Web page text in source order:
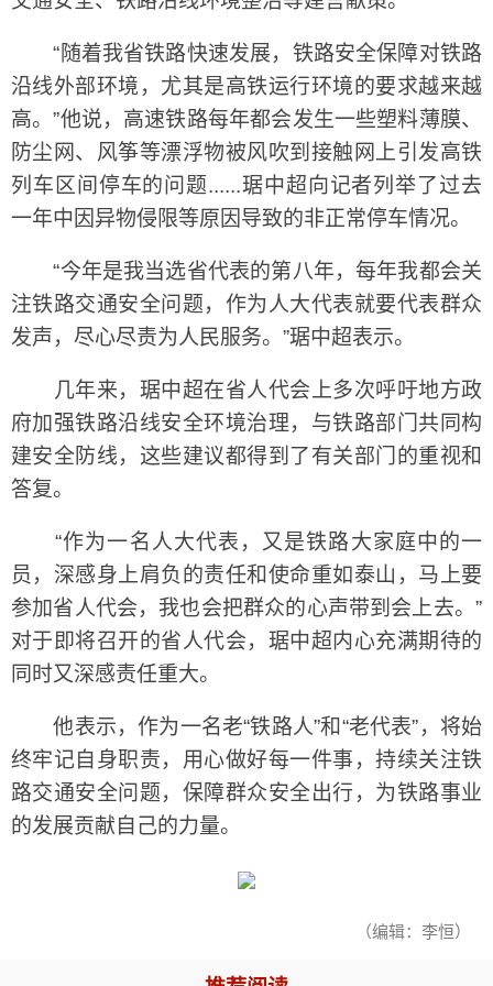
“随着我省铁路快速发展，铁路安全保障对铁路
沿线外部环境，尤其是高铁运行环境的要求越来越
高。”他说，高速铁路每年都会发生一些塑料薄膜、
防尘网、风筝等漂浮物被风吹到接触网上引发高铁
列车区间停车的问题......琚中超向记者列举了过去
一年中因异物侵限等原因导致的非正常停车情况。
“今年是我当选省代表的第八年，每年我都会关
注铁路交通安全问题，作为人大代表就要代表群众
发声，尽心尽责为人民服务。”琚中超表示。
几年来，琚中超在省人代会上多次呼吁地方政
府加强铁路沿线安全环境治理，与铁路部门共同构
建安全防线，这些建议都得到了有关部门的重视和
答复。
“作为一名人大代表，又是铁路大家庭中的一
员，深感身上肩负的责任和使命重如泰山，马上要
参加省人代会，我也会把群众的心声带到会上去。”
对于即将召开的省人代会，琚中超内心充满期待的
同时又深感责任重大。
他表示，作为一名老“铁路人”和“老代表”，将始
终牢记自身职责，用心做好每一件事，持续关注铁
路交通安全问题，保障群众安全出行，为铁路事业
的发展贡献自己的力量。
（编辑：李恒）